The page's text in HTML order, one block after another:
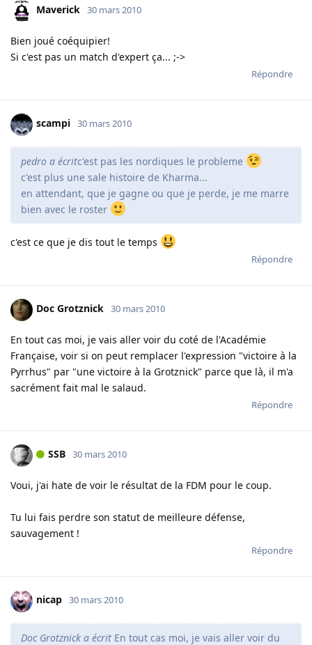
Maverick 30 mars 2010
Bien joué coéquipier!
Si c'est pas un match d'expert ça... ;->
Répondre
scampi 30 mars 2010
pedro a écritc'est pas les nordiques le probleme
c'est plus une sale histoire de Kharma...
en attendant, que je gagne ou que je perde, je me marre
bien avec le roster
c'est ce que je dis tout le temps
Répondre
Doc Grotznick 30 mars 2010
En tout cas moi, je vais aller voir du coté de l'Académie
Française, voir si on peut remplacer l'expression "victoire à la
Pyrrhus" par "une victoire à la Grotznick" parce que là, il m'a
sacrément fait mal le salaud.
Répondre
SSB 30 mars 2010
Voui, j'ai hate de voir le résultat de la FDM pour le coup.
Tu lui fais perdre son statut de meilleure défense,
sauvagement !
Répondre
nicap 30 mars 2010
Doc Grotznick a écrit En tout cas moi, je vais aller voir du